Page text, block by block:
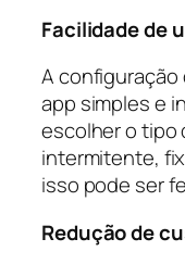
Facilidade de
A configuração
app simples e
escolher o tipo
intermitente,
isso pode ser
Redução de